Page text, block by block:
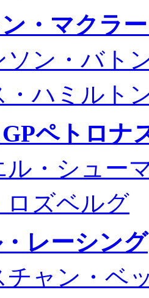
・マクラ
ソン・バト
・ハミルト
ペトロナ
ル・シュー
ロズベルグ
レーシング
チャン・ベ